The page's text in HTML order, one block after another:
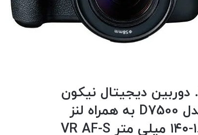
۲. دوربین دیجیتال نیکون
مدل D7500 به همراه لنز
۱۸-۱۴۰ میلی متر VR AF-S